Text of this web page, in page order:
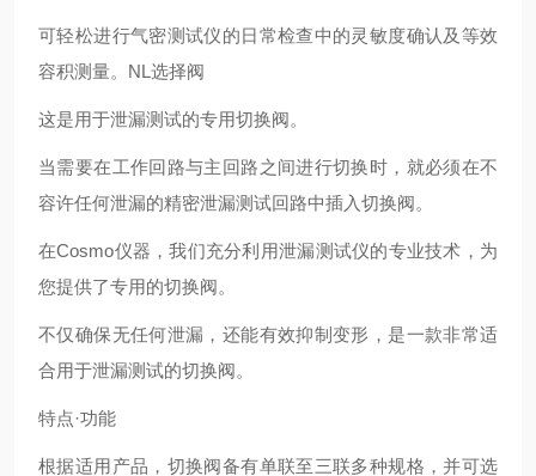
可轻松进行气密测试仪的日常检查中的灵敏度确认及等效
容积测量。NL选择阀
这是用于泄漏测试的专用切换阀。
当需要在工作回路与主回路之间进行切换时，就必须在不
容许任何泄漏的精密泄漏测试回路中插入切换阀。
在Cosmo仪器，我们充分利用泄漏测试仪的专业技术，为
您提供了专用的切换阀。
不仅确保无任何泄漏，还能有效抑制变形，是一款非常适
合用于泄漏测试的切换阀。
特点·功能
根据适用产品，切换阀备有单联至三联多种规格，并可选